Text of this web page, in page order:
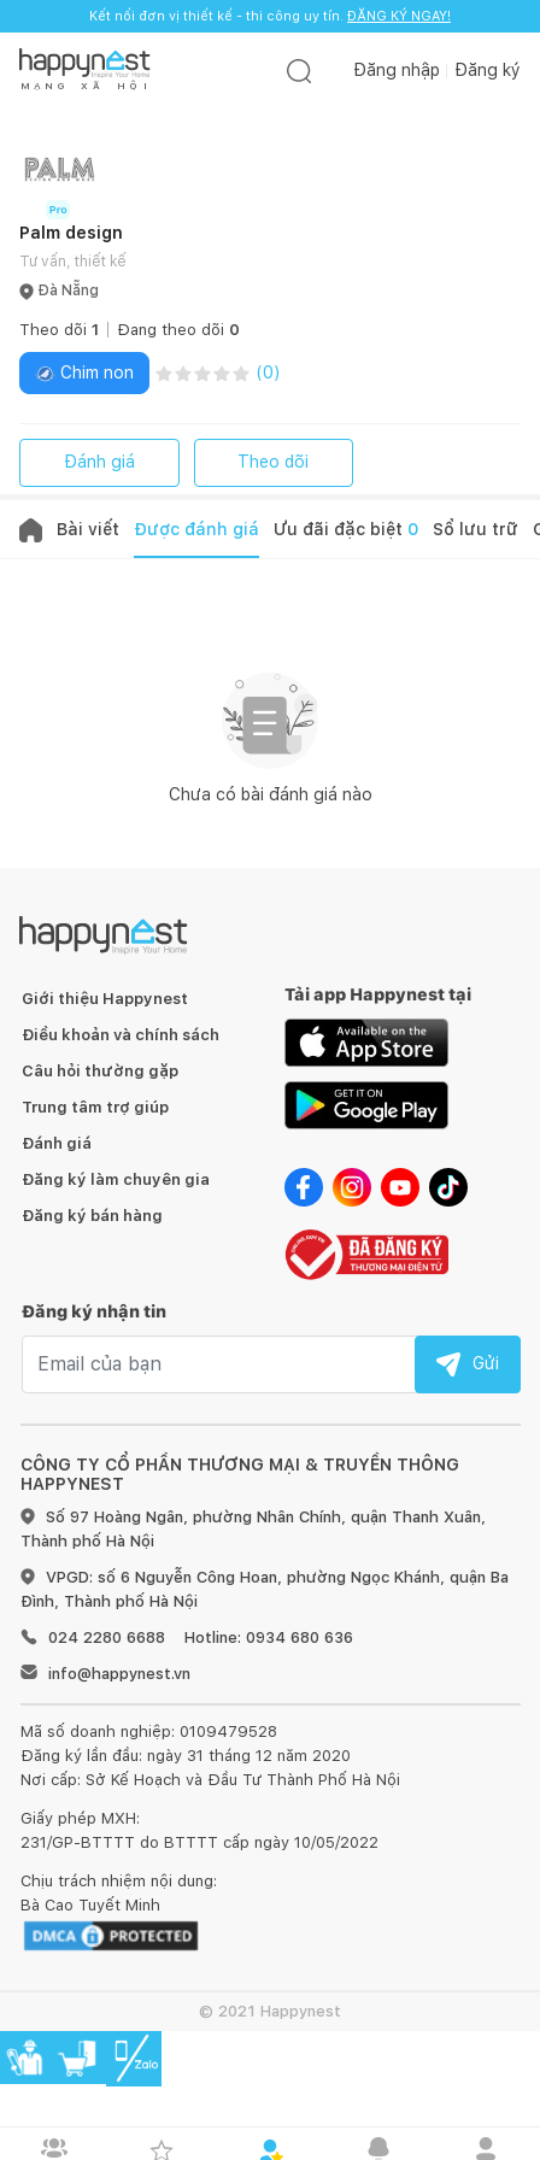
Kết nối đơn vị thiết kế - thi công uy tín. ĐĂNG KÝ NGAY!
M Ạ N G X Ã H Ộ I
Đăng nhập Đăng ký
Palm design
Tư vấn, thiết kế
Đà Nẵng
Theo dõi 1 Đang theo dõi 0
Chim non (0)
Đánh giá Theo dõi
Bài viết Được đánh giá Ưu đãi đặc biệt 0 Sổ lưu trữ
Chưa có bài đánh giá nào
CÔNG TY CỔ PHẦN THƯƠNG MẠI & TRUYỀN THÔNG
HAPPYNEST
Số 97 Hoàng Ngân, phường Nhân Chính, quận Thanh Xuân,
Thành phố Hà Nội
VPGD: số 6 Nguyễn Công Hoan, phường Ngọc Khánh, quận Ba
Đình, Thành phố Hà Nội
024 2280 6688
Hotline: 0934 680 636
info@happynest.vn
Mã số doanh nghiệp: 0109479528
Đăng ký lần đầu: ngày 31 tháng 12 năm 2020
Nơi cấp: Sở Kế Hoạch và Đầu Tư Thành Phố Hà Nội
Giấy phép MXH:
231/GP-BTTTT do BTTTT cấp ngày 10/05/2022
Chịu trách nhiệm nội dung:
Bà Cao Tuyết Minh
Giới thiệu Happynest
Điều khoản và chính sách
Câu hỏi thường gặp
Trung tâm trợ giúp
Đánh giá
Đăng ký làm chuyên gia
Đăng ký bán hàng
Tải app Happynest tại
Đăng ký nhận tin
Gửi
© 2021 Happynest